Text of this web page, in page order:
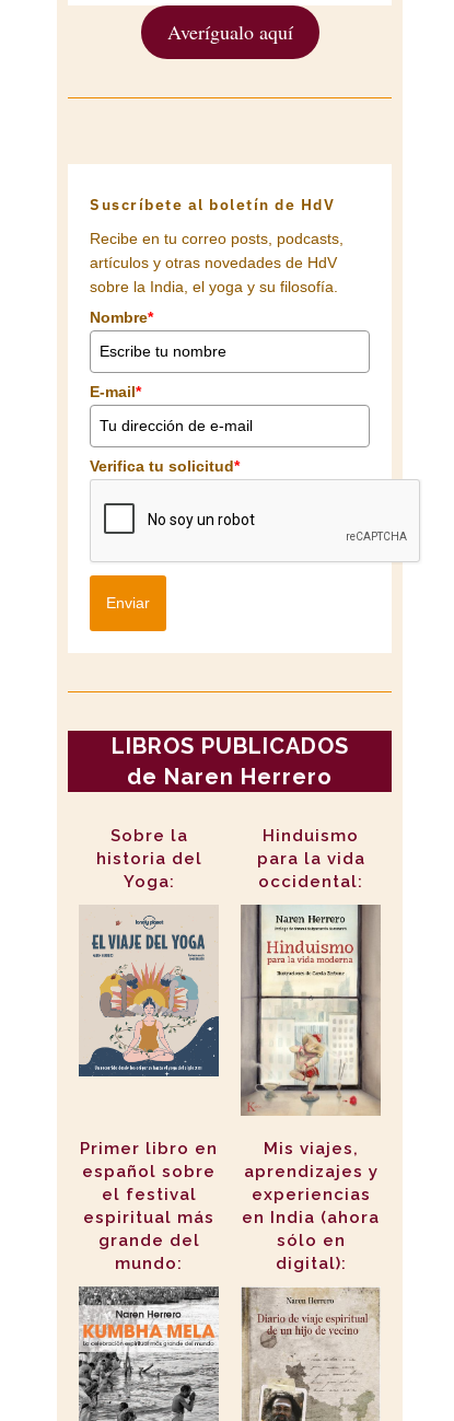
Averígualo aquí
Suscríbete al boletín de HdV
Recibe en tu correo posts, podcasts,
artículos y otras novedades de HdV
sobre la India, el yoga y su filosofía.
Nombre*
E-mail*
Verifica tu solicitud*
Enviar
LIBROS PUBLICADOS
de Naren Herrero
Sobre la
historia del
Yoga:
Hinduismo
para la vida
occidental:
Primer libro en
español sobre
el festival
espiritual más
grande del
mundo:
Mis viajes,
aprendizajes y
experiencias
en India (ahora
sólo en
digital):